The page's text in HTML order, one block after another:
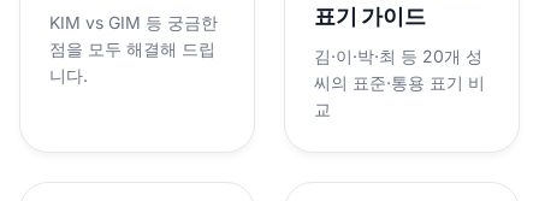
KIM vs GIM 등 궁금한
점을 모두 해결해 드립
니다.
표기 가이드
김·이·박·최 등 20개 성
씨의 표준·통용 표기 비
교